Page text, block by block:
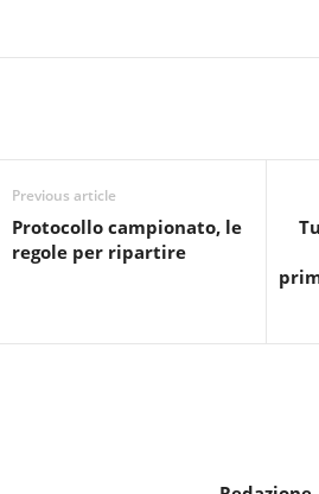
Previous article
Protocollo campionato, le
regole per ripartire